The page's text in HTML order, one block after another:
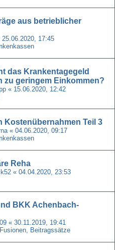
aus betrieblicher
25.06.2020, 17:45
das Krankentagegeld
zu geringem Einkommen?
« 15.06.2020, 12:42
Kostenübernahmen Teil 3
« 04.06.2020, 09:17
Reha
« 04.04.2020, 23:53
BKK Achenbach-
« 30.11.2019, 19:41
Beitragssätze